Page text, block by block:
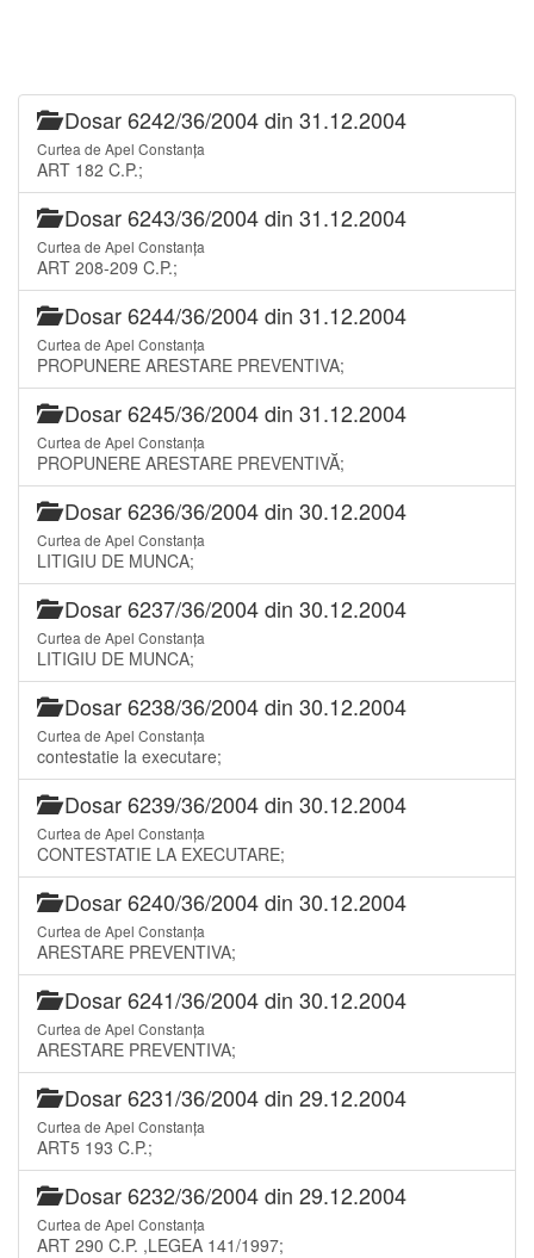
Dosar 6242/36/2004 din 31.12.2004
Curtea de Apel Constanța
ART 182 C.P.;
Dosar 6243/36/2004 din 31.12.2004
Curtea de Apel Constanța
ART 208-209 C.P.;
Dosar 6244/36/2004 din 31.12.2004
Curtea de Apel Constanța
PROPUNERE ARESTARE PREVENTIVA;
Dosar 6245/36/2004 din 31.12.2004
Curtea de Apel Constanța
PROPUNERE ARESTARE PREVENTIVĂ;
Dosar 6236/36/2004 din 30.12.2004
Curtea de Apel Constanța
LITIGIU DE MUNCA;
Dosar 6237/36/2004 din 30.12.2004
Curtea de Apel Constanța
LITIGIU DE MUNCA;
Dosar 6238/36/2004 din 30.12.2004
Curtea de Apel Constanța
contestatie la executare;
Dosar 6239/36/2004 din 30.12.2004
Curtea de Apel Constanța
CONTESTATIE LA EXECUTARE;
Dosar 6240/36/2004 din 30.12.2004
Curtea de Apel Constanța
ARESTARE PREVENTIVA;
Dosar 6241/36/2004 din 30.12.2004
Curtea de Apel Constanța
ARESTARE PREVENTIVA;
Dosar 6231/36/2004 din 29.12.2004
Curtea de Apel Constanța
ART5 193 C.P.;
Dosar 6232/36/2004 din 29.12.2004
Curtea de Apel Constanța
ART 290 C.P. ,LEGEA 141/1997;